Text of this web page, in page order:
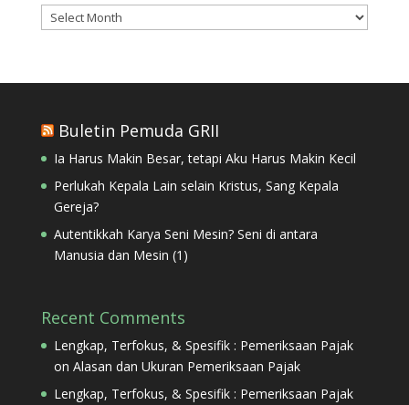
Masa
Penulisan
Buletin Pemuda GRII
Ia Harus Makin Besar, tetapi Aku Harus Makin Kecil
Perlukah Kepala Lain selain Kristus, Sang Kepala
Gereja?
Autentikkah Karya Seni Mesin? Seni di antara
Manusia dan Mesin (1)
Recent Comments
Lengkap, Terfokus, & Spesifik : Pemeriksaan Pajak
on Alasan dan Ukuran Pemeriksaan Pajak
Lengkap, Terfokus, & Spesifik : Pemeriksaan Pajak